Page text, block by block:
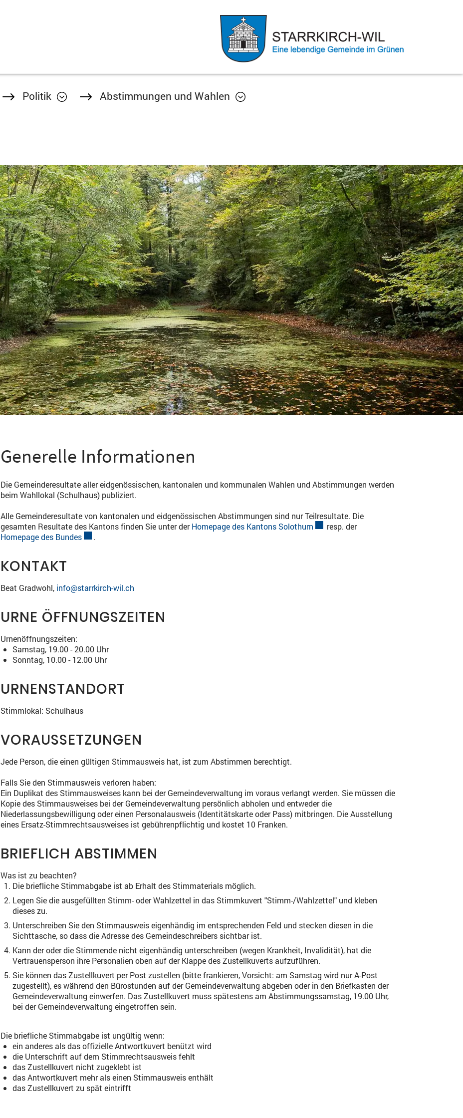
Politik Abstimmungen und Wahlen
Generelle Informationen
Die Gemeinderesultate aller eidgenössischen, kantonalen und kommunalen Wahlen und Abstimmungen werden
beim Wahllokal (Schulhaus) publiziert.
Alle Gemeinderesultate von kantonalen und eidgenössischen Abstimmungen sind nur Teilresultate. Die
gesamten Resultate des Kantons finden Sie unter derHomepage des Kantons Solothurn Externer Link wird in einem neuen
resp. der
Homepage des Bundes Externer Link wird in einem neuen Fenster geöffnet.
.
KONTAKT
Beat Gradwohl, info@starrkirch-wil.ch
URNE ÖFFNUNGSZEITEN
Urnenöffnungszeiten:
Samstag, 19.00 - 20.00 Uhr
Sonntag, 10.00 - 12.00 Uhr
URNENSTANDORT
Stimmlokal: Schulhaus
VORAUSSETZUNGEN
Jede Person, die einen gültigen Stimmausweis hat, ist zum Abstimmen berechtigt.
Falls Sie den Stimmausweis verloren haben:
Ein Duplikat des Stimmausweises kann bei der Gemeindeverwaltung im voraus verlangt werden. Sie müssen die
Kopie des Stimmausweises bei der Gemeindeverwaltung persönlich abholen und entweder die
Niederlassungsbewilligung oder einen Personalausweis (Identitätskarte oder Pass) mitbringen. Die Ausstellung
eines Ersatz-Stimmrechtsausweises ist gebührenpflichtig und kostet 10 Franken.
BRIEFLICH ABSTIMMEN
Was ist zu beachten?
Die briefliche Stimmabgabe ist ab Erhalt des Stimmaterials möglich.
Legen Sie die ausgefüllten Stimm- oder Wahlzettel in das Stimmkuvert "Stimm-/Wahlzettel" und kleben
dieses zu.
Unterschreiben Sie den Stimmausweis eigenhändig im entsprechenden Feld und stecken diesen in die
Sichttasche, so dass die Adresse des Gemeindeschreibers sichtbar ist.
Kann der oder die Stimmende nicht eigenhändig unterschreiben (wegen Krankheit, Invalidität), hat die
Vertrauensperson ihre Personalien oben auf der Klappe des Zustellkuverts aufzuführen.
Sie können das Zustellkuvert per Post zustellen (bitte frankieren, Vorsicht: am Samstag wird nur A-Post
zugestellt), es während den Bürostunden auf der Gemeindeverwaltung abgeben oder in den Briefkasten der
Gemeindeverwaltung einwerfen. Das Zustellkuvert muss spätestens am Abstimmungssamstag, 19.00 Uhr,
bei der Gemeindeverwaltung eingetroffen sein.
Die briefliche Stimmabgabe ist ungültig wenn:
ein anderes als das offizielle Antwortkuvert benützt wird
die Unterschrift auf dem Stimmrechtsausweis fehlt
das Zustellkuvert nicht zugeklebt ist
das Antwortkuvert mehr als einen Stimmausweis enthält
das Zustellkuvert zu spät eintrifft